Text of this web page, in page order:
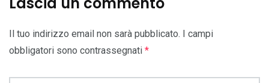
Il tuo indirizzo email non sarà pubblicato. I campi
obbligatori sono contrassegnati *